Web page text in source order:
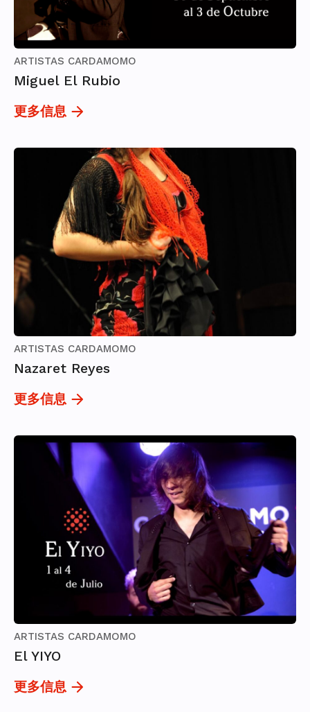
ARTISTAS CARDAMOMO
Miguel El Rubio
更多信息
ARTISTAS CARDAMOMO
Nazaret Reyes
更多信息
ARTISTAS CARDAMOMO
El YIYO
更多信息